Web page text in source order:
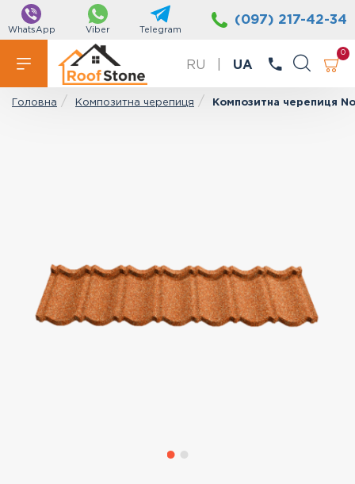
WhatsApp Viber Telegram
(097) 217-42-34
RU UA
0
Головна Композитна черепиця Композитна черепиця